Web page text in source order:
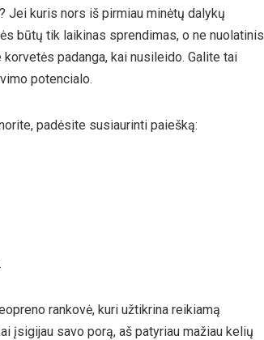
Jei kuris nors iš pirmiau minėtų dalykų
būtų tik laikinas sprendimas, o ne nuolatinis
padanga, kai nusileido. Galite tai
potencialo.
padėsite susiaurinti paiešką:
rankovė, kuri užtikrina reikiamą
įsigijau savo porą, aš patyriau mažiau kelių